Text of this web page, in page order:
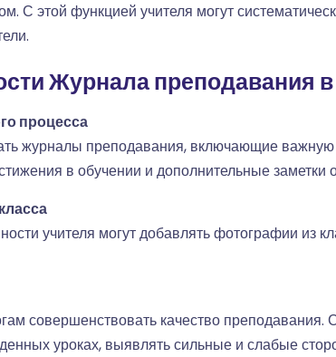
этой функцией учителя могут
Журнала преподавания
процесса
журналы преподавания, включающие
в обучении и дополнительные заметки
учителя могут добавлять фотографии из
совершенствовать качество
уроках, выявлять сильные и слабые